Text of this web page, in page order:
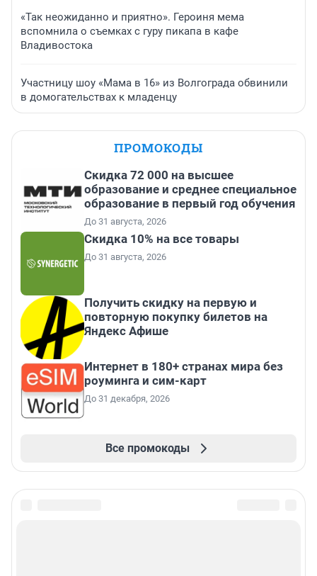
«Так неожиданно и приятно». Героиня мема
вспомнила о съемках с гуру пикапа в кафе
Владивостока
Участницу шоу «Мама в 16» из Волгограда обвинили
в домогательствах к младенцу
ПРОМОКОДЫ
Скидка 72 000 на высшее
образование и среднее специальное
образование в первый год обучения
До 31 августа, 2026
Скидка 10% на все товары
До 31 августа, 2026
Получить скидку на первую и
повторную покупку билетов на
Яндекс Афише
Интернет в 180+ странах мира без
роуминга и сим-карт
До 31 декабря, 2026
Все промокоды